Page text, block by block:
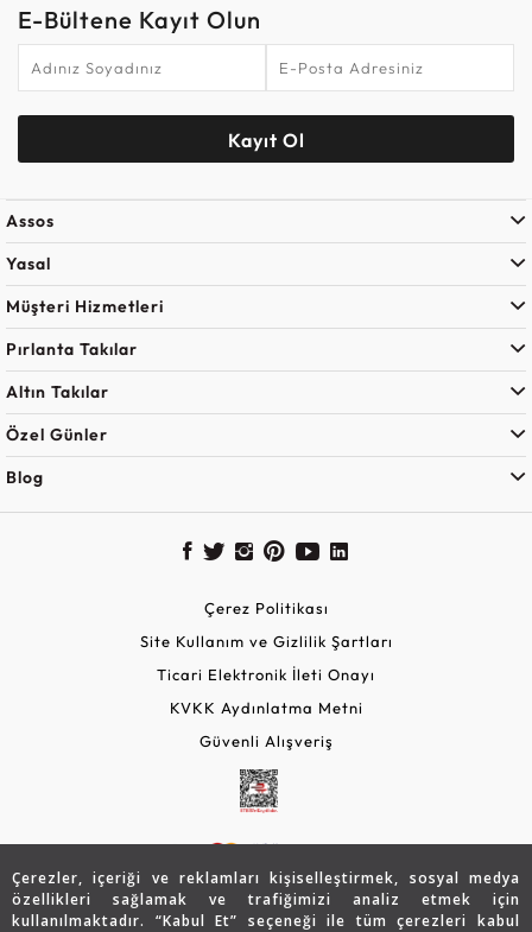
Çerezler, içeriği ve reklamları kişiselleştirmek, sosyal medya
özellikleri sağlamak ve trafiğimizi analiz etmek için
kullanılmaktadır. “Kabul Et” seçeneği ile tüm çerezleri kabul
E-Bültene Kayıt Olun
Kayıt Ol
Assos
Yasal
Müşteri Hizmetleri
Pırlanta Takılar
Altın Takılar
Özel Günler
Blog
Çerez Politikası
Site Kullanım ve Gizlilik Şartları
Ticari Elektronik İleti Onayı
KVKK Aydınlatma Metni
Güvenli Alışveriş